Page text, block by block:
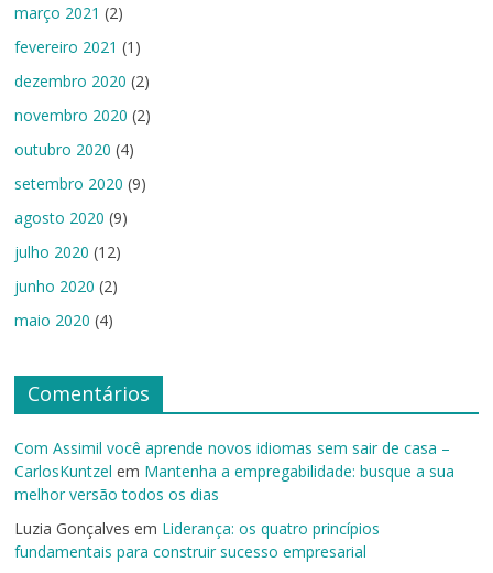
março 2021 (2)
fevereiro 2021 (1)
dezembro 2020 (2)
novembro 2020 (2)
outubro 2020 (4)
setembro 2020 (9)
agosto 2020 (9)
julho 2020 (12)
junho 2020 (2)
maio 2020 (4)
Comentários
Com Assimil você aprende novos idiomas sem sair de casa –
CarlosKuntzel em Mantenha a empregabilidade: busque a sua
melhor versão todos os dias
Luzia Gonçalves em Liderança: os quatro princípios
fundamentais para construir sucesso empresarial